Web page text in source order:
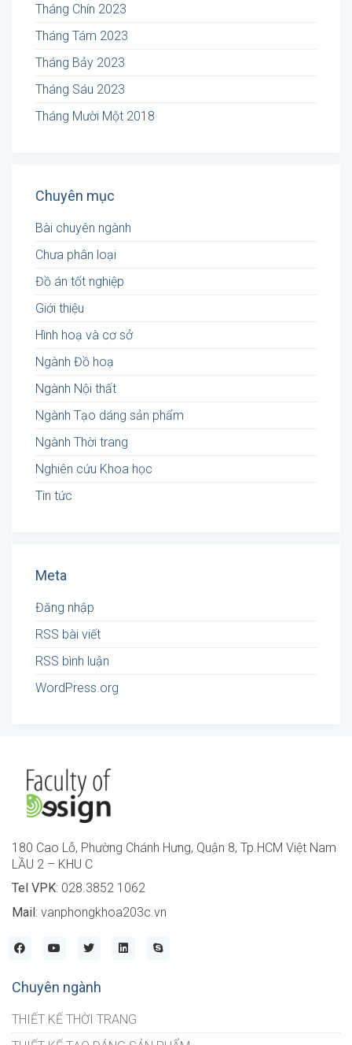
Tháng Chín 2023
Tháng Tám 2023
Tháng Bảy 2023
Tháng Sáu 2023
Tháng Mười Một 2018
Chuyên mục
Bài chuyên ngành
Chưa phân loại
Đồ án tốt nghiệp
Giới thiệu
Hình hoạ và cơ sở
Ngành Đồ hoạ
Ngành Nội thất
Ngành Tạo dáng sản phẩm
Ngành Thời trang
Nghiên cứu Khoa học
Tin tức
Meta
Đăng nhập
RSS bài viết
RSS bình luận
WordPress.org
180 Cao Lỗ, Phường Chánh Hưng, Quận 8, Tp.HCM Việt Nam
LẦU 2 – KHU C
Tel VPK: 028.3852 1062
Mail: vanphongkhoa203c.vn
Chuyên ngành
THIẾT KẾ THỜI TRANG